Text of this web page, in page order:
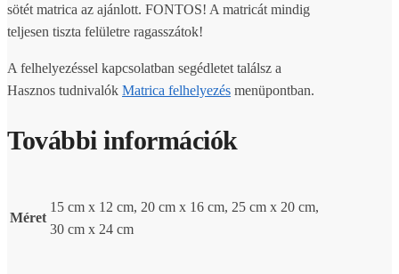
sötét matrica az ajánlott. FONTOS! A matricát mindig
teljesen tiszta felületre ragasszátok!
A felhelyezéssel kapcsolatban segédletet találsz a
Hasznos tudnivalók Matrica felhelyezés menüpontban.
További információk
Méret
15 cm x 12 cm, 20 cm x 16 cm, 25 cm x 20 cm,
30 cm x 24 cm